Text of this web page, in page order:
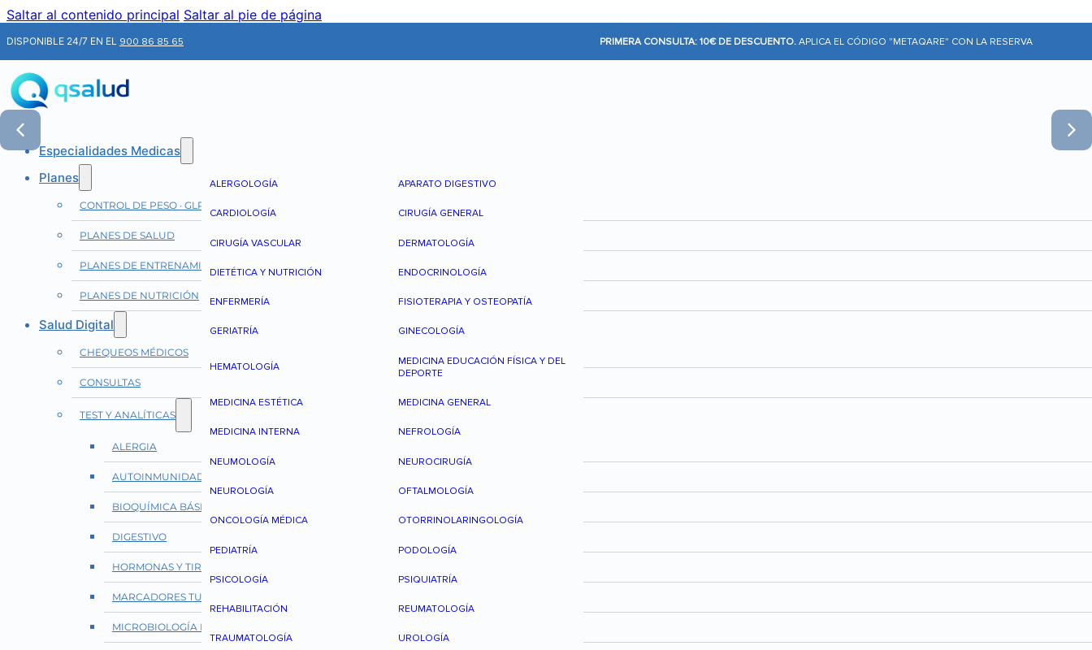
Saltar al contenido principal Saltar al pie de página
DISPONIBLE 24/7 EN EL 900 86 85 65 PRIMERA CONSULTA: 10€ DE DESCUENTO. APLICA EL CÓDIGO "METAQARE" CON LA RESERVA
Especialidades Medicas
ALERGOLOGÍA APARATO DIGESTIVO
CARDIOLOGÍA CIRUGÍA GENERAL
CIRUGÍA VASCULAR DERMATOLOGÍA
DIETÉTICA Y NUTRICIÓN ENDOCRINOLOGÍA
ENFERMERÍA FISIOTERAPIA Y OSTEOPATÍA
GERIATRÍA GINECOLOGÍA
HEMATOLOGÍA
MEDICINA EDUCACIÓN FÍSICA Y DEL
DEPORTE
MEDICINA ESTÉTICA MEDICINA GENERAL
MEDICINA INTERNA NEFROLOGÍA
NEUMOLOGÍA NEUROCIRUGÍA
NEUROLOGÍA OFTALMOLOGÍA
ONCOLOGÍA MÉDICA OTORRINOLARINGOLOGÍA
PEDIATRÍA PODOLOGÍA
PSICOLOGÍA PSIQUIATRÍA
REHABILITACIÓN REUMATOLOGÍA
TRAUMATOLOGÍA UROLOGÍA
Planes
CONTROL DE PESO · GLP-1
PLANES DE SALUD
PLANES DE ENTRENAMIENTO
PLANES DE NUTRICIÓN
Salud Digital
CHEQUEOS MÉDICOS
CONSULTAS
TEST Y ANALÍTICAS
ALERGIA
AUTOINMUNIDAD Y REUMATOLOGÍA
BIOQUÍMICA BÁSICA
DIGESTIVO
HORMONAS Y TIROIDES
MARCADORES TUMORALES
MICROBIOLOGÍA E INFECCIONES